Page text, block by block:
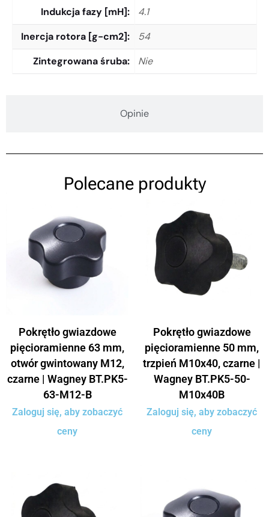
Opinie
Indukcja fazy [mH]
4.1
Inercja rotora [g-cm2]
54
Zintegrowana śruba
Nie
Polecane produkty
Pokrętło gwiazdowe
pięcioramienne 63 mm,
otwór gwintowany M12,
czarne | Wagney BT.PK5-
63-M12-B
Zaloguj się, aby zobaczyć
ceny
Pokrętło gwiazdowe
pięcioramienne 50 mm,
trzpień M10x40, czarne |
Wagney BT.PK5-50-
M10x40B
Zaloguj się, aby zobaczyć
ceny